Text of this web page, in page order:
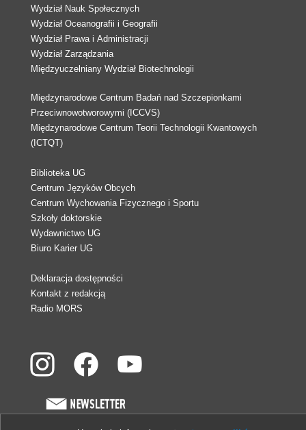
Wydział Nauk Społecznych
Wydział Oceanografii i Geografii
Wydział Prawa i Administracji
Wydział Zarządzania
Międzyuczelniany Wydział Biotechnologii
Międzynarodowe Centrum Badań nad Szczepionkami
Przeciwnowotworowymi (ICCVS)
Międzynarodowe Centrum Teorii Technologii Kwantowych
(ICTQT)
Biblioteka UG
Centrum Języków Obcych
Centrum Wychowania Fizycznego i Sportu
Szkoły doktorskie
Wydawnictwo UG
Biuro Karier UG
Deklaracja dostępności
Kontakt z redakcją
Radio MORS